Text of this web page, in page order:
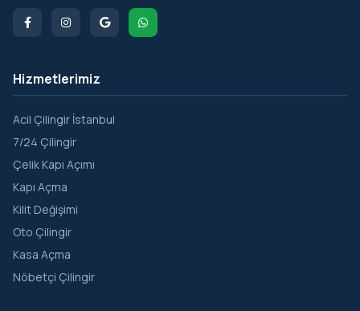
Hizmetlerimiz
Acil Çilingir İstanbul
7/24 Çilingir
Çelik Kapı Açımı
Kapı Açma
Kilit Değişimi
Oto Çilingir
Kasa Açma
Nöbetçi Çilingir